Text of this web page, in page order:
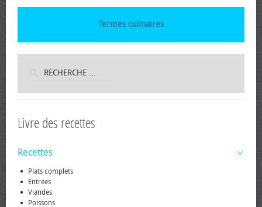
Termes culinaires
Livre des recettes
Recettes
Plats complets
Entrées
Viandes
Poissons